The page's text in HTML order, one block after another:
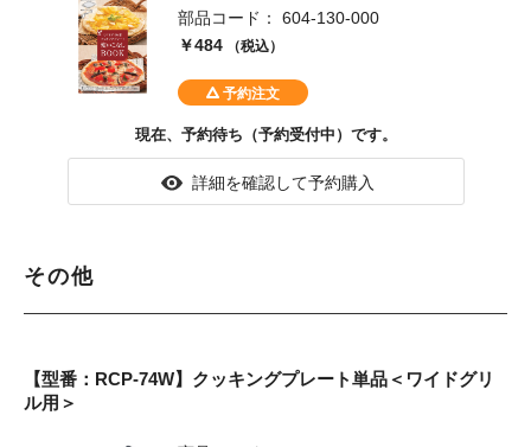
部品コード： 604-130-000
￥484 （税込）
現在、予約待ち（予約受付中）です。
詳細を確認して予約購入
その他
【型番：RCP-74W】クッキングプレート単品＜ワイドグリ
ル用＞